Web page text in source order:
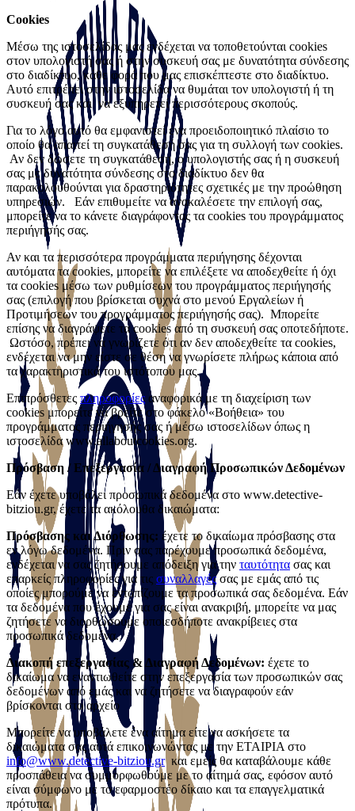
Cookies
Μέσω της ιστοσελίδας μας ενδέχεται να τοποθετούνται cookies
στον υπολογιστή σας ή στην συσκευή σας με δυνατότητα σύνδεσης
στο διαδίκτυο, κάθε φορά που μας επισκέπτεστε στο διαδίκτυο.
Αυτό επιτρέπει στην ιστοσελίδα να θυμάται τον υπολογιστή ή τη
συσκευή σας και να εξυπηρετεί περισσότερους σκοπούς.
Για το λόγο αυτό θα εμφανιστεί ένα προειδοποιητικό πλαίσιο το
οποίο θα απαιτεί τη συγκατάθεσή σας για τη συλλογή των cookies.
Αν δεν δώσετε τη συγκατάθεση, ο υπολογιστής σας ή η συσκευή
σας με δυνατότητα σύνδεσης στο διαδίκτυο δεν θα
παρακολουθούνται για δραστηριότητες σχετικές με την προώθηση
υπηρεσιών. Εάν επιθυμείτε να ανακαλέσετε την επιλογή σας,
μπορείτε να το κάνετε διαγράφοντας τα cookies του προγράμματος
περιήγησής σας.
Αν και τα περισσότερα προγράμματα περιήγησης δέχονται
αυτόματα τα cookies, μπορείτε να επιλέξετε να αποδεχθείτε ή όχι
τα cookies μέσω των ρυθμίσεων του προγράμματος περιήγησής
σας (επιλογή που βρίσκεται συχνά στο μενού Εργαλείων ή
Προτιμήσεων του προγράμματος περιήγησής σας). Μπορείτε
επίσης να διαγράψετε τα cookies από τη συσκευή σας οποτεδήποτε.
Ωστόσο, πρέπει να γνωρίζετε ότι αν δεν αποδεχθείτε τα cookies,
ενδέχεται να μην είστε σε θέση να γνωρίσετε πλήρως κάποια από
τα χαρακτηριστικά του ιστότοπου μας.
Επιπρόσθετες πληροφορίες αναφορικά με τη διαχείριση των
cookies μπορείτε να βρείτε στο φάκελο «Βοήθεια» του
προγράμματος περιήγησής σας ή μέσω ιστοσελίδων όπως η
ιστοσελίδα www.allaboutcookies.org.
Πρόσβαση / Επεξεργασία / Διαγραφή Προσωπικών Δεδομένων
Εάν έχετε υποβάλει προσωπικά δεδομένα στο www.detective-
bitziou.gr, έχετε τα ακόλουθα δικαιώματα:
Πρόσβασης και Διόρθωσης: έχετε το δικαίωμα πρόσβασης στα
εν λόγω δεδομένα. Πριν σας παρέχουμε προσωπικά δεδομένα,
ενδέχεται να σας ζητήσουμε απόδειξη για την ταυτότητα σας και
επαρκείς πληροφορίες για τις συναλλαγέςσας με εμάς από τις
οποίες μπορούμε να εντοπίζουμε τα προσωπικά σας δεδομένα. Εάν
τα δεδομένα που έχουμε για σας είναι ανακριβή, μπορείτε να μας
ζητήσετε να διορθώσουμε οποιεσδήποτε ανακρίβειες στα
προσωπικά δεδομένα.
Διακοπή επεξεργασίας & Διαγραφή Δεδομένων: έχετε το
δικαίωμα να εναντιωθείτε στην επεξεργασία των προσωπικών σας
δεδομένων από εμάς και να ζητήσετε να διαγραφούν εάν
βρίσκονται στο αρχείο
Μπορείτε να υποβάλετε ένα αίτημα είτε να ασκήσετε τα
δικαιώματα σας αυτά επικοινωνώντας με την ΕΤΑΙΡΙΑ στο
info@www.detective-bitziou.grκαι εμείς θα καταβάλουμε κάθε
προσπάθεια να συμμορφωθούμε με το αίτημά σας, εφόσον αυτό
είναι σύμφωνο με το εφαρμοστέο δίκαιο και τα επαγγελματικά
πρότυπα.